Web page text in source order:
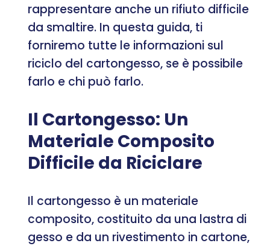
rappresentare anche un rifiuto difficile
da smaltire. In questa guida, ti
forniremo tutte le informazioni sul
riciclo del cartongesso, se è possibile
farlo e chi può farlo.
Il Cartongesso: Un
Materiale Composito
Difficile da Riciclare
Il cartongesso è un materiale
composito, costituito da una lastra di
gesso e da un rivestimento in cartone,